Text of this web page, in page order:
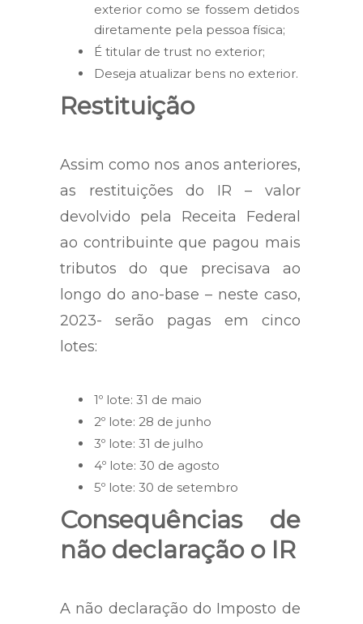
exterior como se fossem detidos
diretamente pela pessoa física;
É titular de trust no exterior;
Deseja atualizar bens no exterior.
Restituição
Assim como nos anos anteriores,
as restituições do IR – valor
devolvido pela Receita Federal
ao contribuinte que pagou mais
tributos do que precisava ao
longo do ano-base – neste caso,
2023- serão pagas em cinco
lotes:
1º lote: 31 de maio
2º lote: 28 de junho
3º lote: 31 de julho
4º lote: 30 de agosto
5º lote: 30 de setembro
Consequências de
não declaração o IR
A não declaração do Imposto de